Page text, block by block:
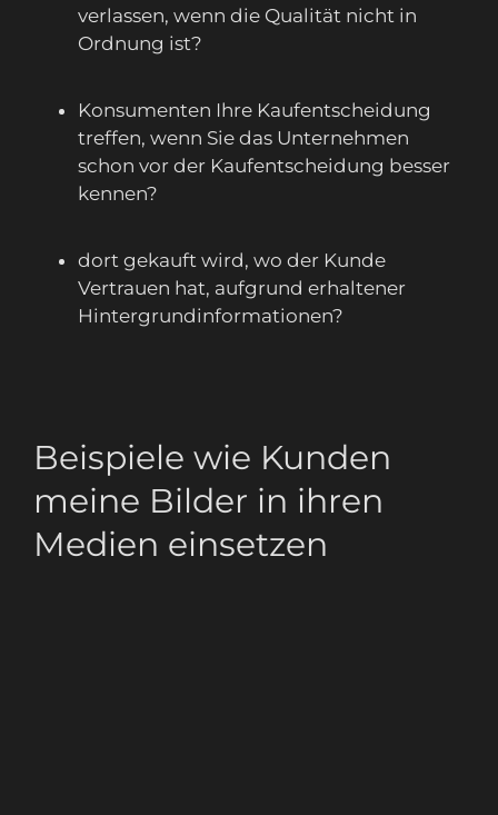
verlassen, wenn die Qualität nicht in
Ordnung ist?
Konsumenten Ihre Kaufentscheidung
treffen, wenn Sie das Unternehmen
schon vor der Kaufentscheidung besser
kennen?
dort gekauft wird, wo der Kunde
Vertrauen hat, aufgrund erhaltener
Hintergrundinformationen?
Beispiele wie Kunden
meine Bilder in ihren
Medien einsetzen